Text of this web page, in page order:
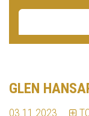
GLEN
03.11.2023